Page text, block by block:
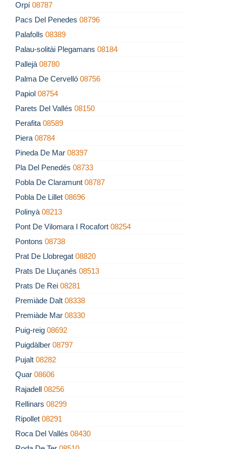
Orpí 08787
Pacs Del Penedes 08796
Palafolls 08389
Palau-solitài Plegamans 08184
Pallejà 08780
Palma De Cervelló 08756
Papiol 08754
Parets Del Vallés 08150
Perafita 08589
Piera 08784
Pineda De Mar 08397
Pla Del Penedés 08733
Pobla De Claramunt 08787
Pobla De Lillet 08696
Polinyà 08213
Pont De Vilomara I Rocafort 08254
Pontons 08738
Prat De Llobregat 08820
Prats De Lluçanés 08513
Prats De Rei 08281
Premiàde Dalt 08338
Premiàde Mar 08330
Puig-reig 08692
Puigdàlber 08797
Pujalt 08282
Quar 08606
Rajadell 08256
Rellinars 08299
Ripollet 08291
Roca Del Vallés 08430